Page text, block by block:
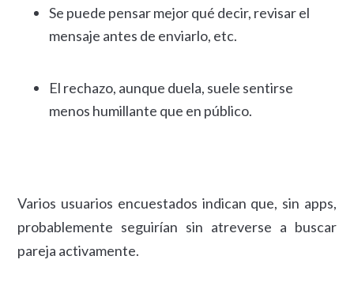
Se puede pensar mejor qué decir, revisar el
mensaje antes de enviarlo, etc.
El rechazo, aunque duela, suele sentirse
menos humillante que en público.
Varios usuarios encuestados indican que, sin apps,
probablemente seguirían sin atreverse a buscar
pareja activamente.